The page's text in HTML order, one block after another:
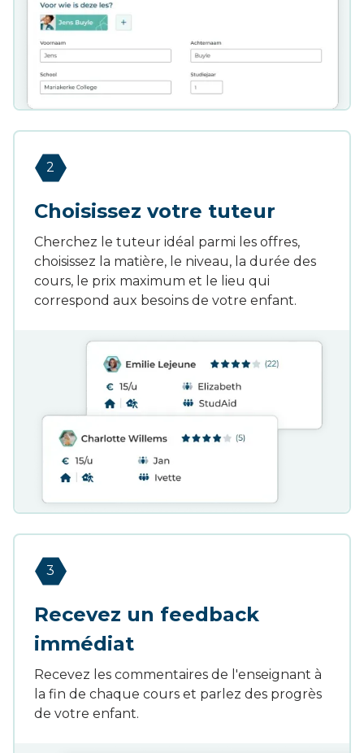
2
Choisissez votre tuteur
Cherchez le tuteur idéal parmi les offres,
choisissez la matière, le niveau, la durée des
cours, le prix maximum et le lieu qui
correspond aux besoins de votre enfant.
3
Recevez un feedback
immédiat
Recevez les commentaires de l'enseignant à
la fin de chaque cours et parlez des progrès
de votre enfant.